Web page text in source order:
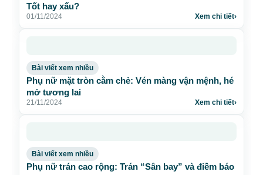
Tốt hay xấu?
01/11/2024 Xem chi tiết›
Bài viết xem nhiều
Phụ nữ mặt tròn cằm chẻ: Vén màng vận mệnh, hé
mở tương lai
21/11/2024 Xem chi tiết›
Bài viết xem nhiều
Phụ nữ trán cao rộng: Trán “Sân bay” và điềm báo